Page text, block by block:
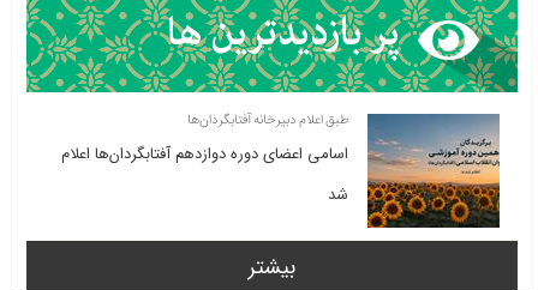
طبق اعلام دبیرخانه آفتابگردان‌ها
اسامی اعضای دوره دوازدهم آفتابگردان‌ها اعلام
شد
بیشتر